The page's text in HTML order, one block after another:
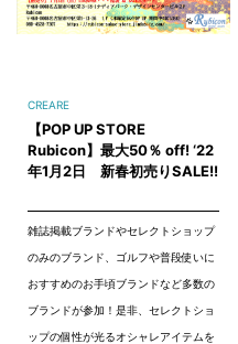
CREARE
【POP UP STORE
Rubicon】最大50％ off! ‘22
年1月2日 新春初売りSALE!!
雑誌掲載ブランドやセレクトショップ
のみのブランド、ゴルフや普段使いに
おすすめのお手頃ブランドなど多数の
ブランドが参加！是非、セレクトショ
ップの個性が光るオシャレアイテムを